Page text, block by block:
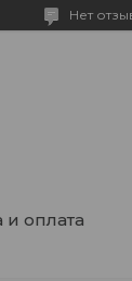
Нет
и оплата